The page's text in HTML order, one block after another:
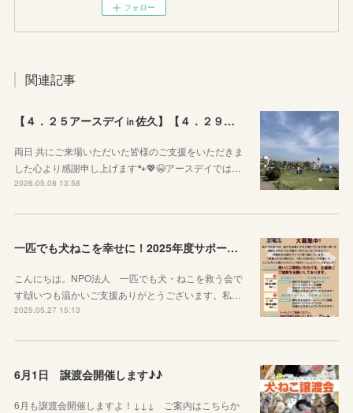
フォロー
関連記事
【４．２５アースデイ㏌佐久】【４．２９ぷちっとおいでよマルシェVol.3】のご報告
両日 共にご来場いただいた皆様のご支援をいただきま
した心より感謝申し上げます🐾💖😭アースデイでは…
2026.05.08 13:58
一匹でも犬ねこを幸せに！2025年度サポーター企業様を募集しています！
こんにちは。NPO法人 一匹でも犬・ねこを救う会で
す🙌いつも温かいご支援ありがとうございます。私…
2025.05.27 15:13
6月1日 譲渡会開催します♪♪
6月も譲渡会開催しますよ！↓↓↓ ご案内はこちらか